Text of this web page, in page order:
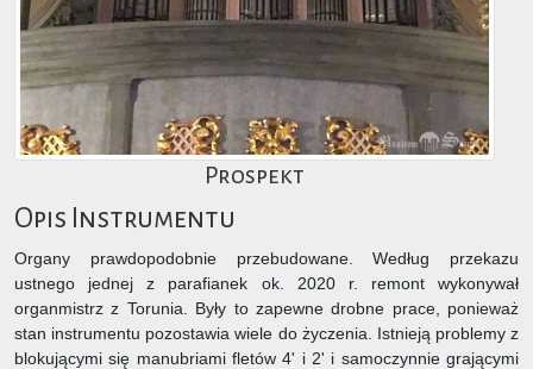
Prospekt
Opis Instrumentu
Organy prawdopodobnie przebudowane. Według przekazu
ustnego jednej z parafianek ok. 2020 r. remont wykonywał
organmistrz z Torunia. Były to zapewne drobne prace, ponieważ
stan instrumentu pozostawia wiele do życzenia. Istnieją problemy z
blokującymi się manubriami fletów 4' i 2' i samoczynnie grającymi